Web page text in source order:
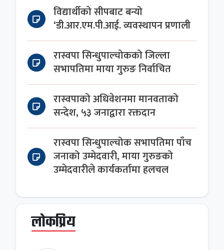
विद्यार्थीको सीपबाट बन्यो
‘डी.आर.एम.पी.आई. व्यवस्थापन प्रणाली
रास्वपा सिन्धुपाल्चोकको जिल्ला
सभापतिमा माया गुरुङ निर्वाचित
रास्वपाको अधिवेशनमा मानवताको
सन्देश, ५३ जनाद्वारा रक्तदान
रास्वपा सिन्धुपाल्चोक सभापतिमा पाँच
जनाको उम्मेदवारी, माया गुरुङको
उम्मेदवारीले कार्यकर्तामा हलचल
लोकप्रिय